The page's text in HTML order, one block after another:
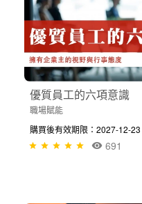
優質員工的六項意識
職場賦能
購買後有效期限：2027-12-23
691